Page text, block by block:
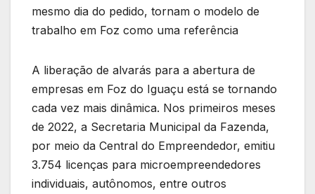
mesmo dia do pedido, tornam o modelo de
trabalho em Foz como uma referência
A liberação de alvarás para a abertura de
empresas em Foz do Iguaçu está se tornando
cada vez mais dinâmica. Nos primeiros meses
de 2022, a Secretaria Municipal da Fazenda,
por meio da Central do Empreendedor, emitiu
3.754 licenças para microempreendedores
individuais, autônomos, entre outros